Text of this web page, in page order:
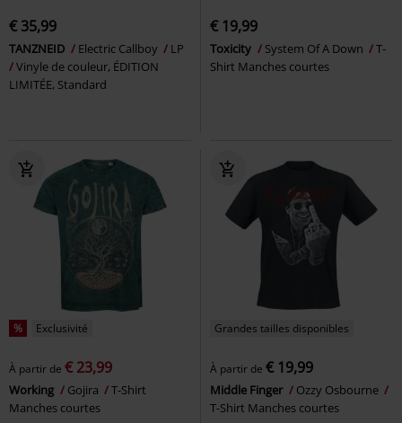
€ 35,99
TANZNEID Electric Callboy
LP
Vinyle de couleur, ÉDITION
LIMITÉE, Standard
€ 19,99
Toxicity System Of A Down
T-
Shirt Manches courtes
% Exclusivité
À partir de € 23,99
Working Gojira
T-Shirt
Manches courtes
Grandes tailles disponibles
À partir de € 19,99
Middle Finger
Ozzy Osbourne
T-Shirt Manches courtes